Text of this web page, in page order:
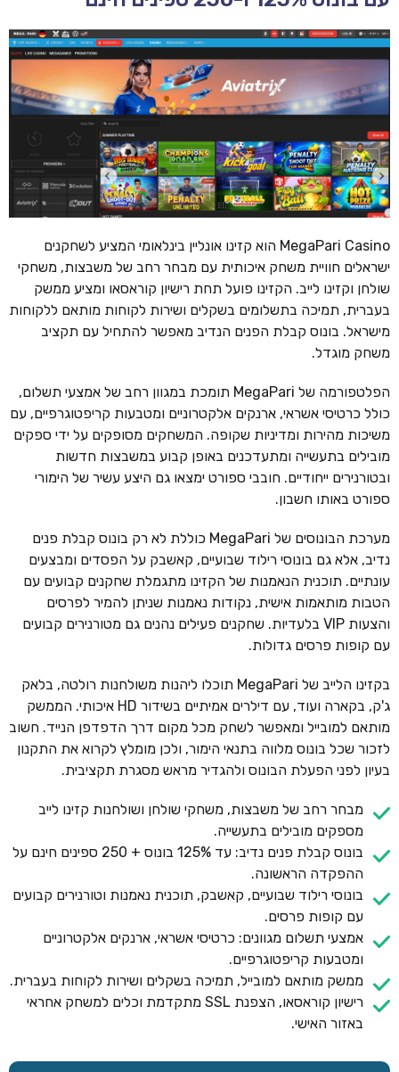
MegaPari Casino הוא קזינו אונליין בינלאומי המציע לשחקנים
ישראלים חוויית משחק איכותית עם מבחר רחב של משבצות, משחקי
שולחן וקזינו לייב. הקזינו פועל תחת רישיון קוראסאו ומציע ממשק
בעברית, תמיכה בתשלומים בשקלים ושירות לקוחות מותאם ללקוחות
מישראל. בונוס קבלת הפנים הנדיב מאפשר להתחיל עם תקציב
משחק מוגדל.
הפלטפורמה של MegaPari תומכת במגוון רחב של אמצעי תשלום,
כולל כרטיסי אשראי, ארנקים אלקטרוניים ומטבעות קריפטוגרפיים, עם
משיכות מהירות ומדיניות שקופה. המשחקים מסופקים על ידי ספקים
מובילים בתעשייה ומתעדכנים באופן קבוע במשבצות חדשות
ובטורנירים ייחודיים. חובבי ספורט ימצאו גם היצע עשיר של הימורי
ספורט באותו חשבון.
מערכת הבונוסים של MegaPari כוללת לא רק בונוס קבלת פנים
נדיב, אלא גם בונוסי רילוד שבועיים, קאשבק על הפסדים ומבצעים
עונתיים. תוכנית הנאמנות של הקזינו מתגמלת שחקנים קבועים עם
הטבות מותאמות אישית, נקודות נאמנות שניתן להמיר לפרסים
והצעות VIP בלעדיות. שחקנים פעילים נהנים גם מטורנירים קבועים
עם קופות פרסים גדולות.
בקזינו הלייב של MegaPari תוכלו ליהנות משולחנות רולטה, בלאק
ג'ק, בקארה ועוד, עם דילרים אמיתיים בשידור HD איכותי. הממשק
מותאם למובייל ומאפשר לשחק מכל מקום דרך הדפדפן הנייד. חשוב
לזכור שכל בונוס מלווה בתנאי הימור, ולכן מומלץ לקרוא את התקנון
בעיון לפני הפעלת הבונוס ולהגדיר מראש מסגרת תקציבית.
מבחר רחב של משבצות, משחקי שולחן ושולחנות קזינו לייב
מספקים מובילים בתעשייה.
בונוס קבלת פנים נדיב: עד 125% בונוס + 250 ספינים חינם על
ההפקדה הראשונה.
בונוסי רילוד שבועיים, קאשבק, תוכנית נאמנות וטורנירים קבועים
עם קופות פרסים.
אמצעי תשלום מגוונים: כרטיסי אשראי, ארנקים אלקטרוניים
ומטבעות קריפטוגרפיים.
ממשק מותאם למובייל, תמיכה בשקלים ושירות לקוחות בעברית.
רישיון קוראסאו, הצפנת SSL מתקדמת וכלים למשחק אחראי
באזור האישי.